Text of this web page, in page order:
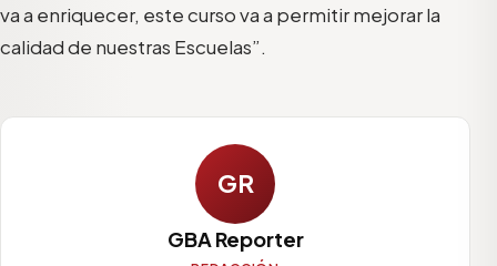
va a enriquecer, este curso va a permitir mejorar la
calidad de nuestras Escuelas”.
GR
GBA Reporter